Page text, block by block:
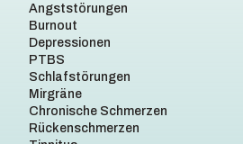
Angststörungen
Burnout
Depressionen
PTBS
Schlafstörungen
Mirgräne
Chronische Schmerzen
Rückenschmerzen